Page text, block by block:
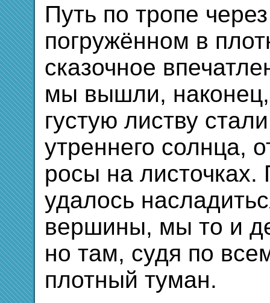
Путь по тропе
погружённом в
сказочное
мы вышли,
густую листву
утреннего солнца,
росы на
удалось
вершины, мы то и
но там, судя по
плотный туман.